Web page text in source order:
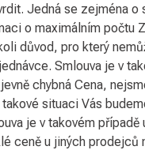
Jedná se zejména
o maximálním počtu
důvod, pro který
Smlouva je v
chybná Cena,
situaci Vás
je v takovém
ceně u jiných prodejců